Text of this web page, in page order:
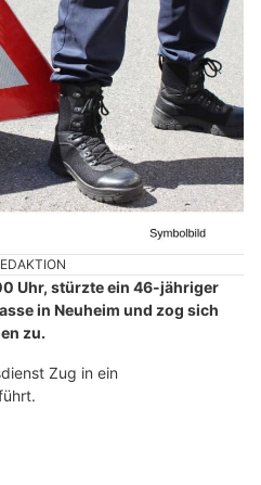
Uhr, stürzte ein 46-jähriger
in Neuheim und zog sich
zu.
Zug in ein